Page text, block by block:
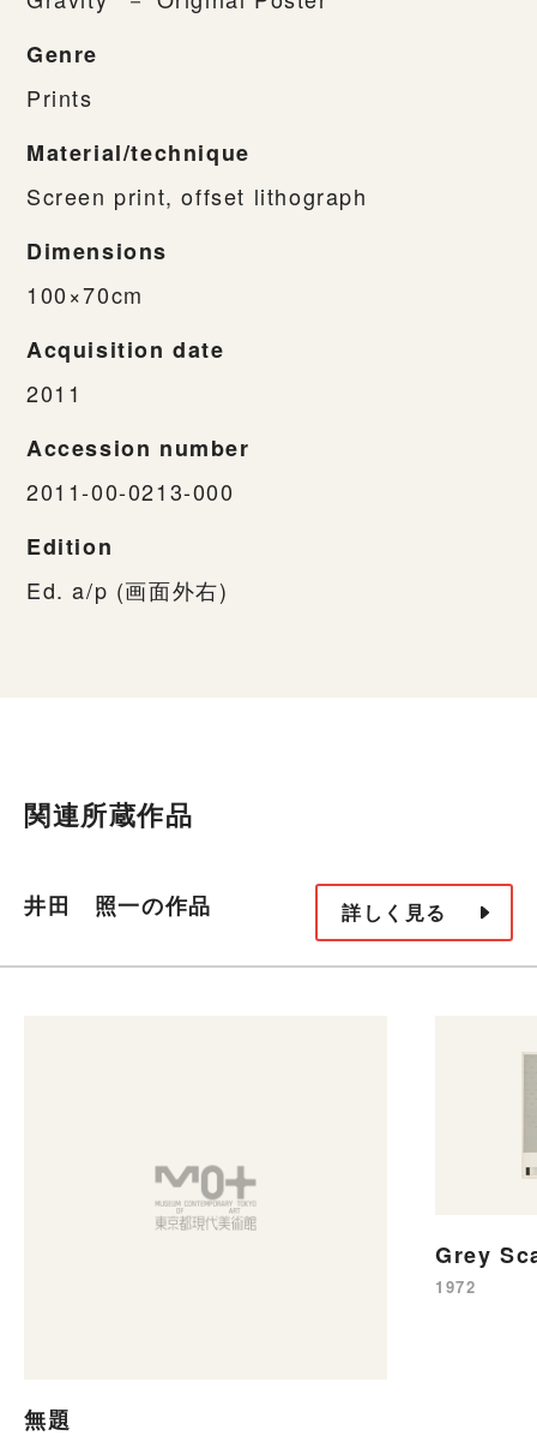
Genre
Prints
Material/technique
Screen print, offset lithograph
Dimensions
100×70cm
Acquisition date
2011
Accession number
2011-00-0213-000
Edition
Ed. a/p (画面外右)
関連所蔵作品
井田 照一の作品 詳しく見る
無題
Grey
1972